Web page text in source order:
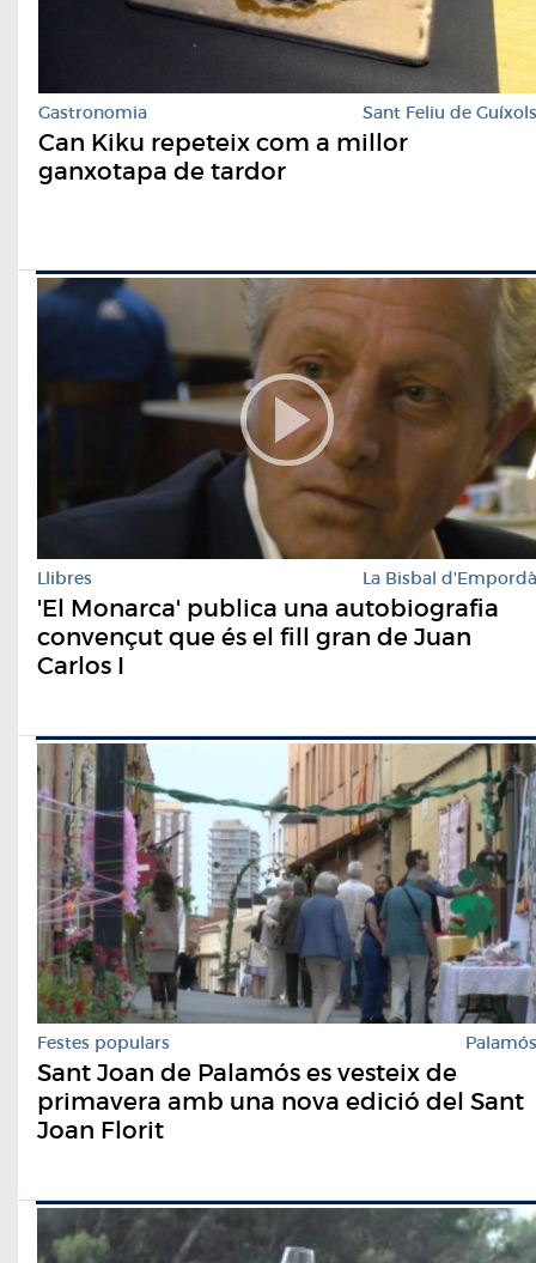
Gastronomia Sant Feliu de Guíxols
Can Kiku repeteix com a millor
ganxotapa de tardor
Llibres La Bisbal d'Empordà
'El Monarca' publica una autobiografia
convençut que és el fill gran de Juan
Carlos I
Festes populars Palamós
Sant Joan de Palamós es vesteix de
primavera amb una nova edició del Sant
Joan Florit